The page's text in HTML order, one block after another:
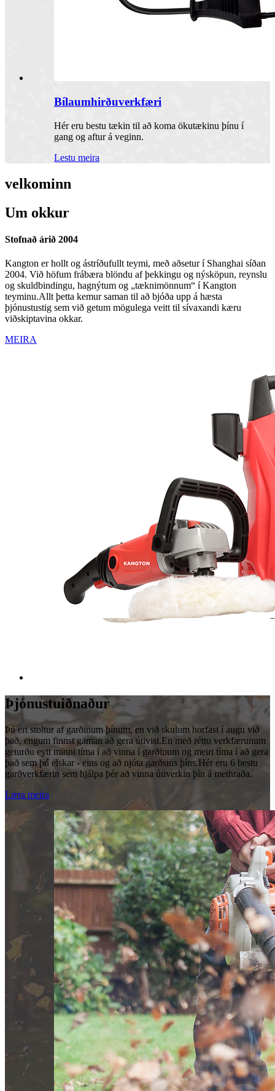
Bílaumhirðuverkfæri
Hér eru bestu tækin til að koma ökutækinu þínu í
gang og aftur á veginn.
Lestu meira
velkominn
Um okkur
Stofnað árið 2004
Kangton er hollt og ástríðufullt teymi, með aðsetur í Shanghai síðan
2004. Við höfum frábæra blöndu af þekkingu og nýsköpun, reynslu
og skuldbindingu, hagnýtum og „tæknimönnum“ í Kangton
teyminu.Allt þetta kemur saman til að bjóða upp á hæsta
þjónustustig sem við getum mögulega veitt til sívaxandi kæru
viðskiptavina okkar.
MEIRA
Þjónustuiðnaður
Þú ert stoltur af garðinum þínum, en við skulum horfast í augu við
það, engum finnst gaman að gera útivist.En með réttu verkfærunum
geturðu eytt minni tíma í að vinna í garðinum og meiri tíma í að gera
það sem þú elskar - eins og að njóta garðsins þíns.Hér eru 6 bestu
garðverkfærin sem hjálpa þér að vinna útiverkin þín á methraða.
Læra meira